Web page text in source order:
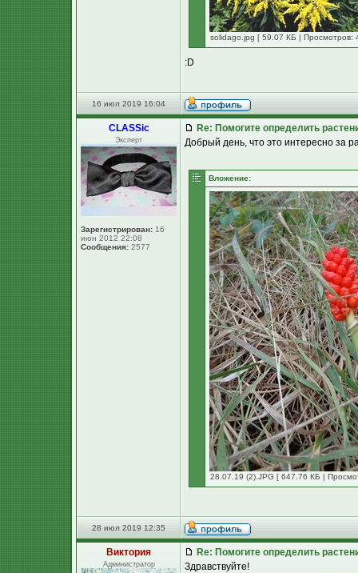
solidago.jpg [ 59.07 КБ | Просмотров:
:D
16 июл 2019 16:04
CLASSic
Эксперт
Зарегистрирован: 16
июн 2012 22:08
Сообщения: 2577
Re: Помогите определить
Добрый день, что это интересно за
Вложение:
28.07.19 (2).JPG [ 647.76 КБ |
28 июл 2019 12:35
Виктория
Администратор
Re: Помогите определить
Здравствуйте!